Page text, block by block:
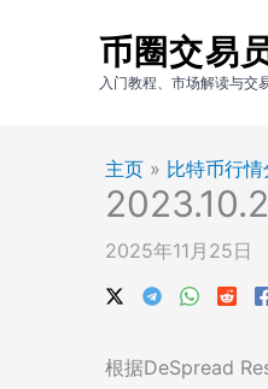
币圈交易
入门教程、市场解读与交
主页 » 比特币行
2025年11月25日
根据DeSpread